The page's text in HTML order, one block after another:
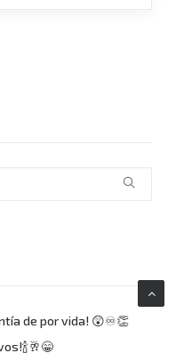
de por vida! 😲♾👏